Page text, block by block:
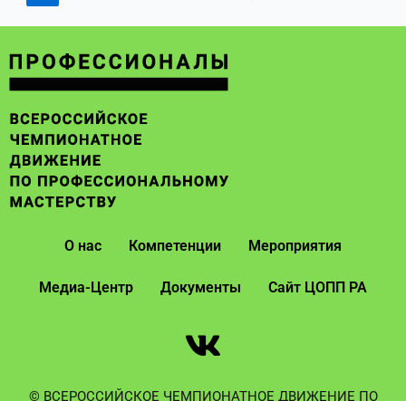
О нас Компетенции Мероприятия
Медиа-Центр Документы Сайт ЦОПП РА
© ВСЕРОССИЙСКОЕ ЧЕМПИОНАТНОЕ ДВИЖЕНИЕ ПО